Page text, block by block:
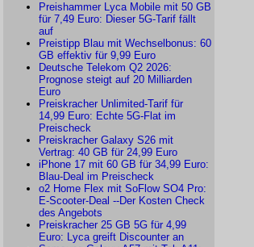
Preishammer Lyca Mobile mit 50 GB
für 7,49 Euro: Dieser 5G-Tarif fällt
auf
Preistipp Blau mit Wechselbonus: 60
GB effektiv für 9,99 Euro
Deutsche Telekom Q2 2026:
Prognose steigt auf 20 Milliarden
Euro
Preiskracher Unlimited-Tarif für
14,99 Euro: Echte 5G-Flat im
Preischeck
Preiskracher Galaxy S26 mit
Vertrag: 40 GB für 24,99 Euro
iPhone 17 mit 60 GB für 34,99 Euro:
Blau-Deal im Preischeck
o2 Home Flex mit SoFlow SO4 Pro:
E-Scooter-Deal --Der Kosten Check
des Angebots
Preiskracher 25 GB 5G für 4,99
Euro: Lyca greift Discounter an